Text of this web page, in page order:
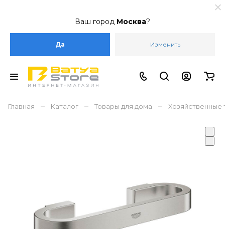
Ваш город Москва?
Да Изменить
Главная – Каталог – Товары для дома – Хозяйственные